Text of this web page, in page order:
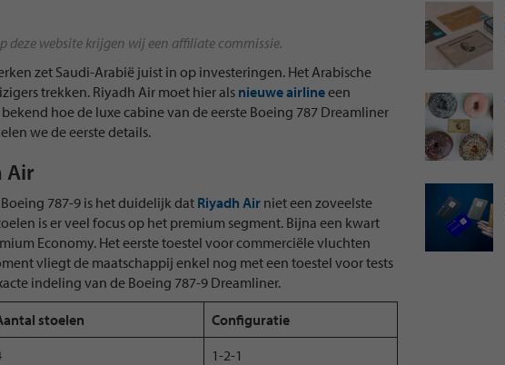
deze website krijgen wij een affiliate commissie.
zet Saudi-Arabië juist in op investeringen. Het Arabische
trekken. Riyadh Air moet hier als nieuwe airlineeen
hoe de luxe cabine van de eerste Boeing 787 Dreamliner
we de eerste details.
Air
787-9 is het duidelijk dat Riyadh Air niet een zoveelste
is er veel focus op het premium segment. Bijna een kwart
Economy. Het eerste toestel voor commerciële vluchten
vliegt de maatschappij enkel nog met een toestel voor tests
indeling van de Boeing 787-9 Dreamliner.
stoelen
Configuratie
1-2-1